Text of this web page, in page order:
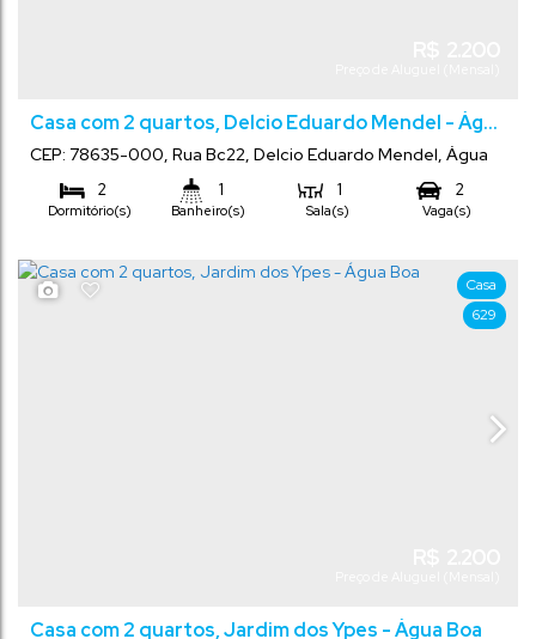
Casa com 2 quartos, Delcio Eduardo Mendel - Água
Boa
CEP: 78635-000, Rua Bc22, Delcio Eduardo Mendel, Água
2
Dormitório(s)
1
Banheiro(s)
1
Sala(s)
2
Vaga(s)
629
Casa
Casa com 2 quartos, Jardim dos Ypes - Água Boa